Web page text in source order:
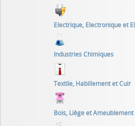
Electrique, Electronique et
Industries Chimiques
Textile, Habillement et Cuir
Bois, Liège et Ameublement